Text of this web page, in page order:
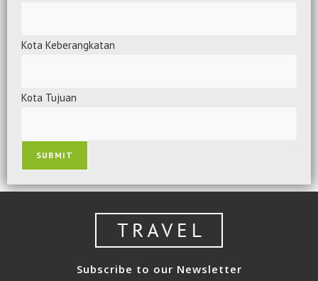
Kota Keberangkatan
Kota Tujuan
SUBMIT
Subscribe to our Newsletter